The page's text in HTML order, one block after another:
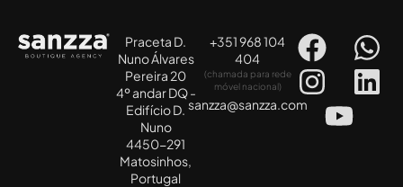
Praceta D.
Nuno Álvares
Pereira 20
4º andar DQ -
Edifício D.
Nuno
4450-291
Matosinhos,
Portugal
+351 968 104
404
(chamada para rede
móvel nacional)
sanzza@sanzza.com